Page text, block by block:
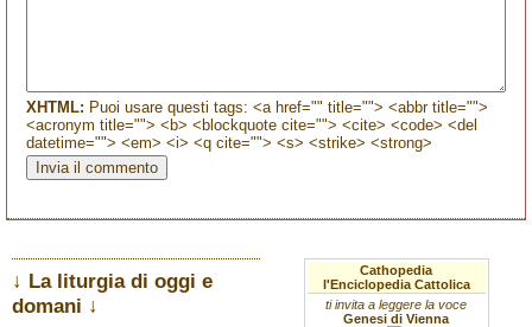
XHTML: Puoi usare questi tags: <a href="" title=""> <abbr title="">
<acronym title=""> <b> <blockquote cite=""> <cite> <code> <del
datetime=""> <em> <i> <q cite=""> <s> <strike> <strong>
↓ La liturgia di oggi e
domani ↓
Cathopedia
l'Enciclopedia Cattolica
ti invita a leggere la voce
Genesi di Vienna